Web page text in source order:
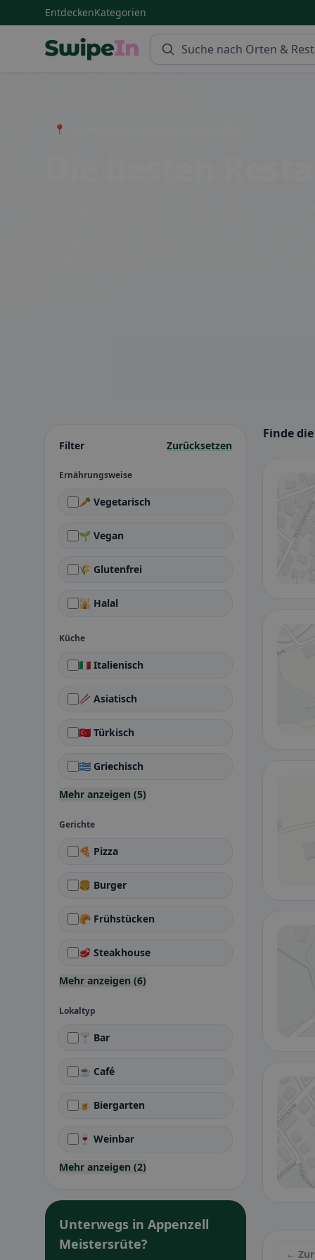
EntdeckenKategorien
📍 Entdecke Restaurants, Bars & Cafés
Filter Zurücksetzen
Ernährungsweise
🥕 Vegetarisch
🌱 Vegan
🌾 Glutenfrei
🕌 Halal
Küche
🇮🇹 Italienisch
🥢 Asiatisch
🇹🇷 Türkisch
🇬🇷 Griechisch
Mehr anzeigen (5)
Gerichte
🍕 Pizza
🍔 Burger
🥐 Frühstücken
🥩 Steakhouse
Mehr anzeigen (6)
Lokaltyp
🍸 Bar
☕ Café
🍺 Biergarten
🍷 Weinbar
Mehr anzeigen (2)
Unterwegs in Appenzell
Meistersrüte?
Finde
←